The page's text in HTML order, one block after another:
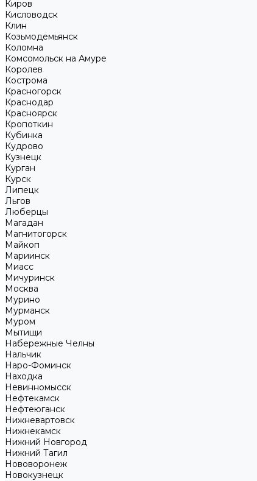
Киров
Кисловодск
Клин
Козьмодемьянск
Коломна
Комсомольск на Амуре
Королев
Кострома
Красногорск
Краснодар
Красноярск
Кропоткин
Кубинка
Кудрово
Кузнецк
Курган
Курск
Липецк
Льгов
Люберцы
Магадан
Магнитогорск
Майкоп
Мариинск
Миасс
Мичуринск
Москва
Мурино
Мурманск
Муром
Мытищи
Набережные Челны
Нальчик
Наро-Фоминск
Находка
Невинномысск
Нефтекамск
Нефтеюганск
Нижневартовск
Нижнекамск
Нижний Новгород
Нижний Тагил
Нововоронеж
Новокузнецк